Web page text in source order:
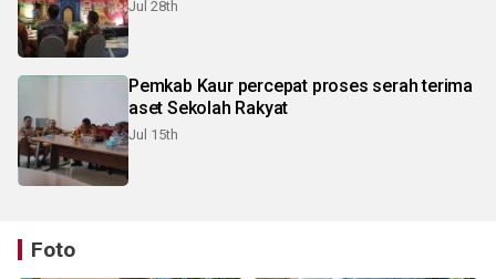
Jul 28th
Pemkab Kaur percepat proses serah terima
aset Sekolah Rakyat
Jul 15th
Foto